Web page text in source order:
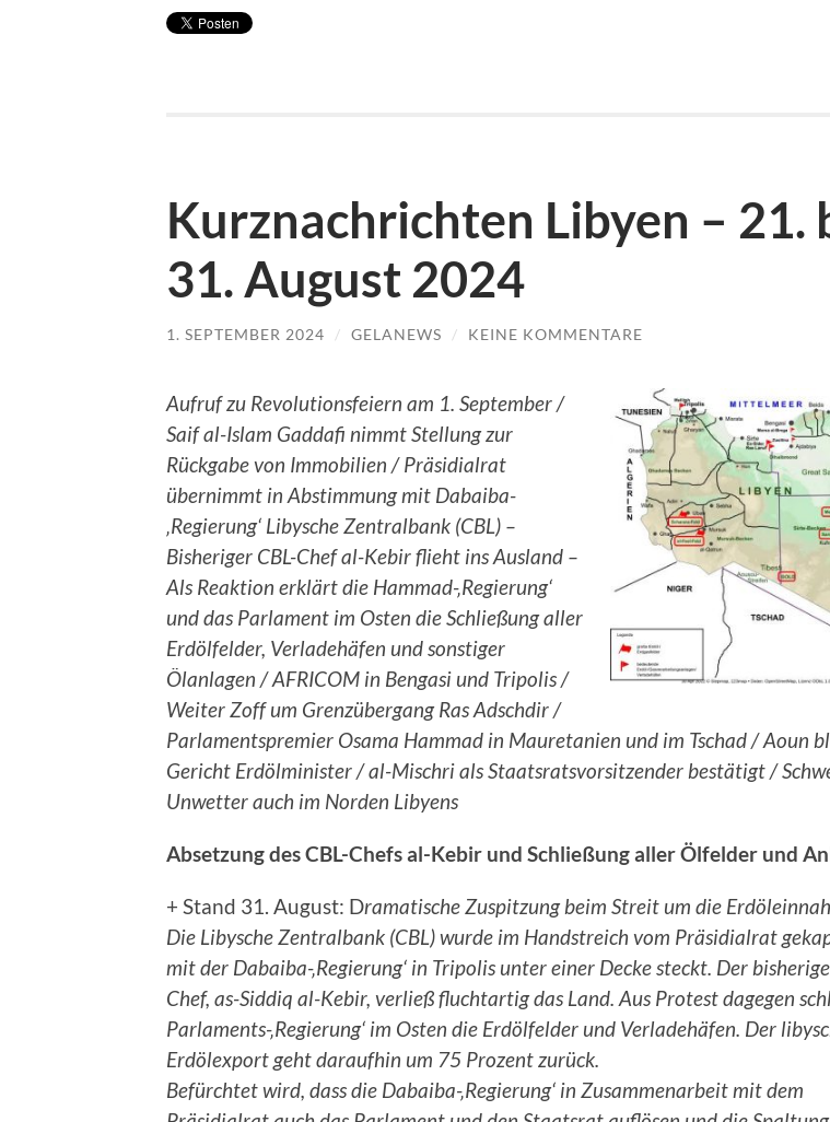
Kurznachrichten Libyen – 21.
31. August 2024
1. SEPTEMBER 2024 / GELANEWS / KEINE KOMMENTARE
Aufruf zu Revolutionsfeiern am 1. September /
Saif al-Islam Gaddafi nimmt Stellung zur
Rückgabe von Immobilien / Präsidialrat
übernimmt in Abstimmung mit Dabaiba-
‚Regierung‘ Libysche Zentralbank (CBL) –
Bisheriger CBL-Chef al-Kebir flieht ins Ausland –
Als Reaktion erklärt die Hammad-‚Regierung‘
und das Parlament im Osten die Schließung aller
Erdölfelder, Verladehäfen und sonstiger
Ölanlagen / AFRICOM in Bengasi und Tripolis /
Weiter Zoff um Grenzübergang Ras Adschdir /
Parlamentspremier Osama Hammad in Mauretanien und im Tschad / Aoun
Gericht Erdölminister / al-Mischri als Staatsratsvorsitzender bestätigt /
Unwetter auch im Norden Libyens
Absetzung des CBL-Chefs al-Kebir und Schließung aller Ölfelder und
+ Stand 31. August: Dramatische Zuspitzung beim Streit um die
Die Libysche Zentralbank (CBL) wurde im Handstreich vom Präsidialrat
mit der Dabaiba-‚Regierung‘ in Tripolis unter einer Decke steckt. Der
Chef, as-Siddiq al-Kebir, verließ fluchtartig das Land. Aus Protest dagegen
Parlaments-‚Regierung‘ im Osten die Erdölfelder und Verladehäfen. Der
Erdölexport geht daraufhin um 75 Prozent zurück.
Befürchtet wird, dass die Dabaiba-‚Regierung‘ in Zusammenarbeit mit dem